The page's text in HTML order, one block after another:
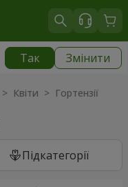
Так Змінити
> Квіти > Гортензії
Підкатегорії